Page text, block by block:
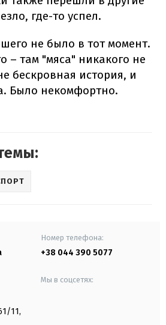
где-то успел.
не было в тот момент.
– там "мяса" никакого не
бескровная история, и
Было некомфортно.
Номер телефона:
+38 044 390 5077
11,
Мы в соцсетях: